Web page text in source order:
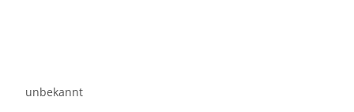
unbekannt